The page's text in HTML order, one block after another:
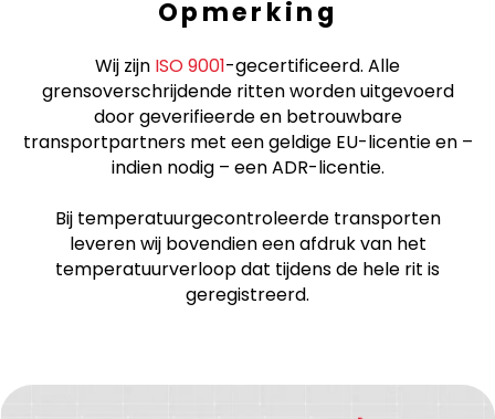
Opmerking
Wij zijn ISO 9001-gecertificeerd. Alle
grensoverschrijdende ritten worden uitgevoerd
door geverifieerde en betrouwbare
transportpartners met een geldige EU-licentie en –
indien nodig – een ADR-licentie.
Bij temperatuurgecontroleerde transporten
leveren wij bovendien een afdruk van het
temperatuurverloop dat tijdens de hele rit is
geregistreerd.